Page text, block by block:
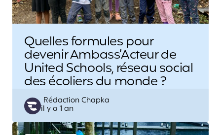
Quelles formules pour
devenir Ambass’Acteur de
United Schools, réseau social
des écoliers du monde ?
Posted
by
Rédaction Chapka
il y a 1 an